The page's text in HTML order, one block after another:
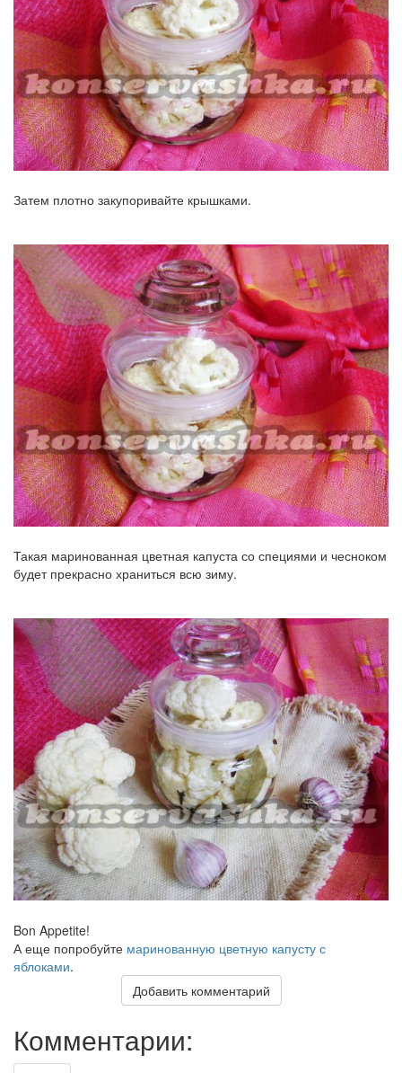
Затем плотно закупоривайте крышками.
Такая маринованная цветная капуста со специями и чесноком
будет прекрасно храниться всю зиму.
Bon Appetite!
А еще попробуйте маринованную цветную капусту с
яблоками.
Добавить комментарий
Комментарии: